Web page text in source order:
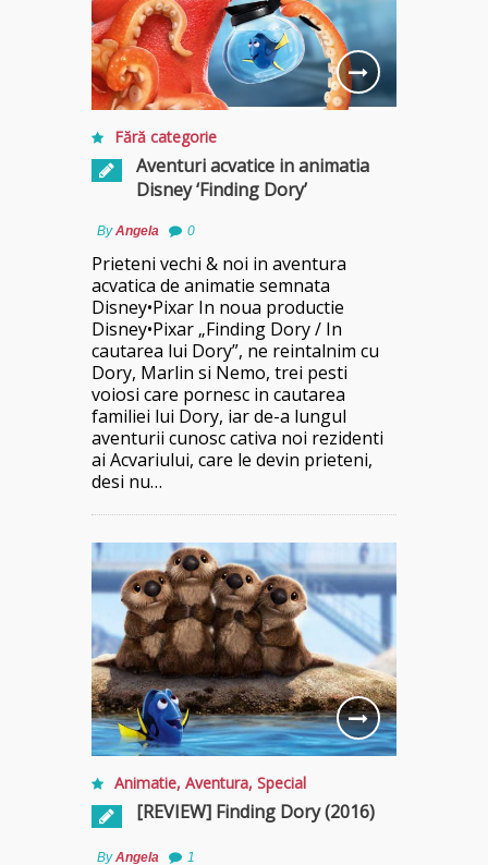
Fără categorie
Aventuri acvatice in animatia
Disney ‘Finding Dory’
ByAngela 0
Prieteni vechi & noi in aventura
acvatica de animatie semnata
Disney•Pixar In noua productie
Disney•Pixar „Finding Dory / In
cautarea lui Dory”, ne reintalnim cu
Dory, Marlin si Nemo, trei pesti
voiosi care pornesc in cautarea
familiei lui Dory, iar de-a lungul
aventurii cunosc cativa noi rezidenti
ai Acvariului, care le devin prieteni,
desi nu…
Animatie, Aventura, Special
[REVIEW] Finding Dory (2016)
ByAngela 1